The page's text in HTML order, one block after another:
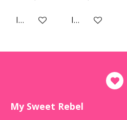
In winkelwagenIn winkelwagen
My Sweet Rebel